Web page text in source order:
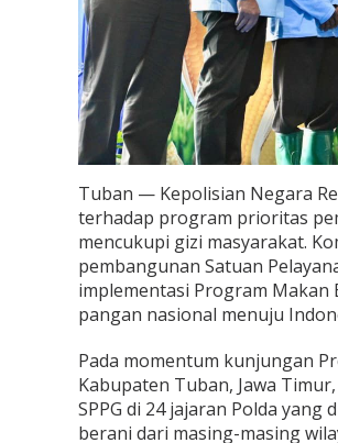
P
e
m
e
n
u
h
n
G
i
z
i
N
a
i
o
n
a
l
Tuban — Kepolisian Negara
terhadap program prioritas
mencukupi gizi masyarakat.
pembangunan Satuan
implementasi Program Makan
pangan nasional menuju
Pada momentum kunjungan
Kabupaten Tuban, Jawa
SPPG di 24 jajaran Polda
berani dari masing-masing